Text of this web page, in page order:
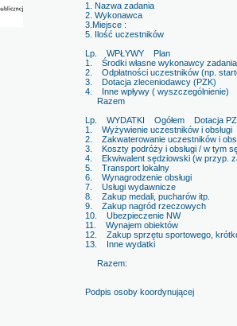
1. Nazwa zadania
2. Wykonawca
3.Miejsce :
5. Ilość uczestników
Lp. WPŁYWY Plan
1. Środki własne wykonawcy
2. Odpłatności uczestników (np.
3. Dotacja zleceniodawcy (PZK)
4. Inne wpływy (
Razem
Lp. WYDATKI Ogółem Dotacja
1. Wyżywienie uczestników i
2. Zakwaterowanie uczestników
3. Koszty podróży i obsługi / w
4. Ekwiwalent sędziowski (w
5. Transport lokalny
6. Wynagrodzenie obsługi
7. Usługi wydawnicze
8. Zakup medali, pucharów itp.
9. Zakup nagród rzeczowych
10. Ubezpieczenie NW
11. Wynajem obiektów
12. Zakup sprzętu sportowego,
13. Inne wydatki
Razem:
Podpis osoby koordynującej